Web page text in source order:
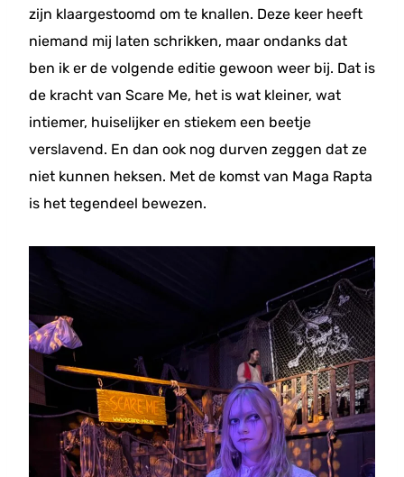
zijn klaargestoomd om te knallen. Deze keer heeft
niemand mij laten schrikken, maar ondanks dat
ben ik er de volgende editie gewoon weer bij. Dat is
de kracht van Scare Me, het is wat kleiner, wat
intiemer, huiselijker en stiekem een beetje
verslavend. En dan ook nog durven zeggen dat ze
niet kunnen heksen. Met de komst van Maga Rapta
is het tegendeel bewezen.